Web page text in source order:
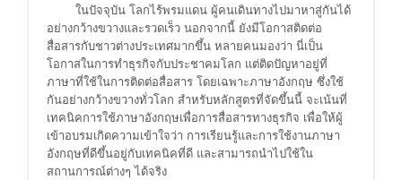
ในปัจจุบัน โลกไร้พรมแดน ผู้คนเดินทางไปมาหาสู่กันได้
อย่างกว้างขวางและรวดเร็ว นอกจากนี้ ยังมีโอกาสติดต่อ
สื่อสารกับชาวต่างประเทศมากขึ้น หลายคนมองว่า นี่เป็น
โอกาสในการทำธุรกิจกับประชาคมโลก แต่ติดปัญหาอยู่ที่
ภาษาที่ใช้ในการติดต่อสื่อสาร โดยเฉพาะภาษาอังกฤษ ซึ่งใช้
กันอย่างกว้างขวางทั่วโลก สำหรับหลักสูตรที่จัดขึ้นนี้ จะเน้นที่
เทคนิคการใช้ภาษาอังกฤษเพื่อการสื่อสารทางธุรกิจ เพื่อให้ผู้
เข้าอบรมเกิดความเข้าใจว่า การเรียนรู้และการใช้งานภาษา
อังกฤษที่ดีขึ้นอยู่กับเทคนิคที่ดี และสามารถนำไปใช้ใน
สถานการณ์ต่างๆ ได้จริง